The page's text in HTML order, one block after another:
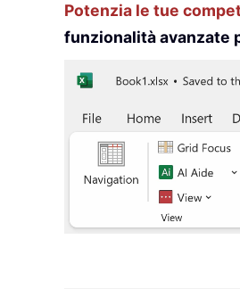
Potenzia le tue
funzionalità avanzate